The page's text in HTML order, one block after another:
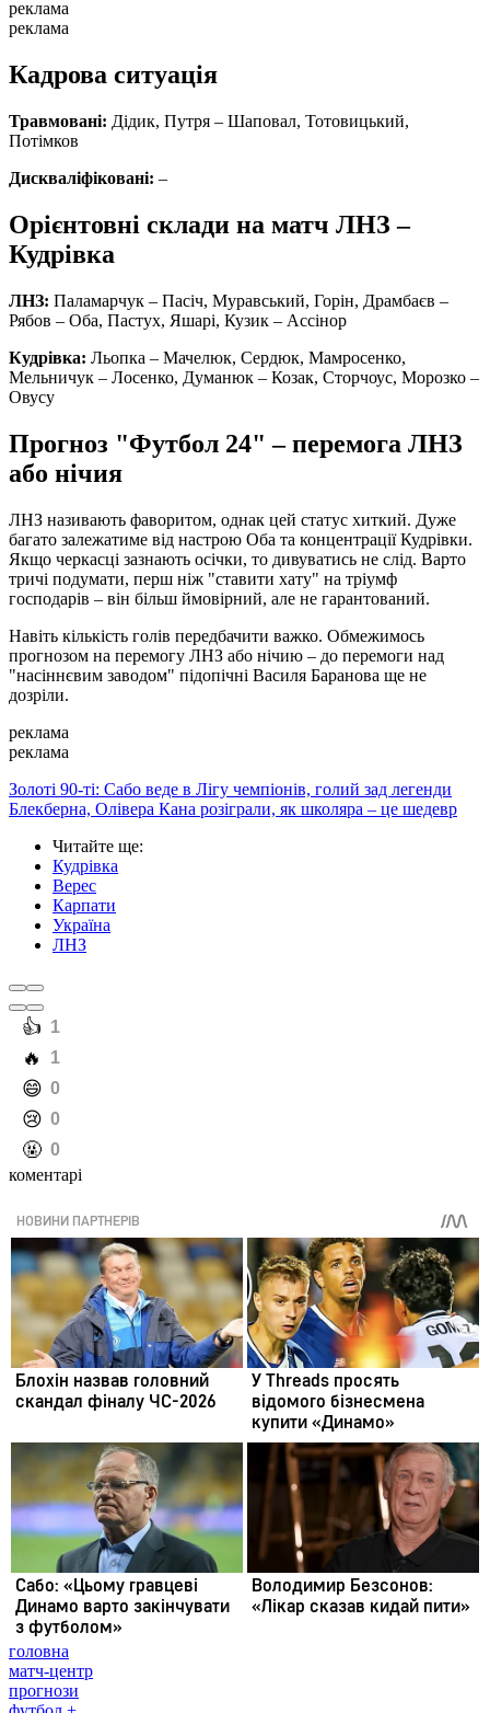
реклама
реклама
Кадрова ситуація
Травмовані: Дідик, Путря – Шаповал, Тотовицький,
Потімков
Дискваліфіковані: –
Орієнтовні склади на матч ЛНЗ –
Кудрівка
ЛНЗ: Паламарчук – Пасіч, Муравський, Горін, Драмбаєв –
Рябов – Оба, Пастух, Яшарі, Кузик – Ассінор
Кудрівка: Льопка – Мачелюк, Сердюк, Мамросенко,
Мельничук – Лосенко, Думанюк – Козак, Сторчоус, Морозко –
Овусу
Прогноз "Футбол 24" – перемога ЛНЗ
або нічия
ЛНЗ називають фаворитом, однак цей статус хиткий. Дуже
багато залежатиме від настрою Оба та концентрації Кудрівки.
Якщо черкасці зазнають осічки, то дивуватись не слід. Варто
тричі подумати, перш ніж "ставити хату" на тріумф
господарів – він більш ймовірний, але не гарантований.
Навіть кількість голів передбачити важко. Обмежимось
прогнозом на перемогу ЛНЗ або нічию – до перемоги над
"насіннєвим заводом" підопічні Василя Баранова ще не
дозріли.
реклама
реклама
Золоті 90-ті: Сабо веде в Лігу чемпіонів, голий зад легенди
Блекберна, Олівера Кана розіграли, як школяра – це шедевр
Читайте ще:
Кудрівка
Верес
Карпати
Україна
ЛНЗ
️👍 1
️🔥 1
️😄 0
️😢 0
️🤬 0
коментарі
головна
матч-центр
прогнози